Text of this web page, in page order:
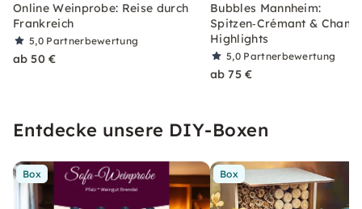
Online Weinprobe: Reise durch
Frankreich
5,0 Partnerbewertung
ab 50 €
Bubbles Mannheim:
Spitzen‑Crémant &
Highlights
5,0 Partnerbewertung
ab 75 €
Entdecke unsere DIY-Boxen
Box Box